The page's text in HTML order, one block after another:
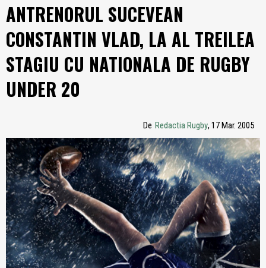
ANTRENORUL SUCEVEAN
CONSTANTIN VLAD, LA AL TREILEA
STAGIU CU NATIONALA DE RUGBY
UNDER 20
De Redactia Rugby, 17 Mar. 2005